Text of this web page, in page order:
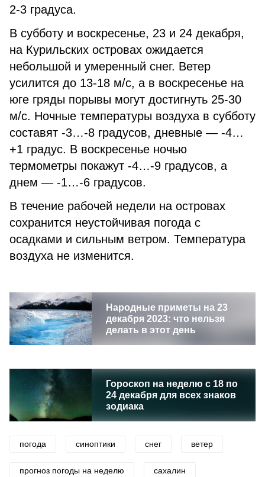
2-3 градуса.
В субботу и воскресенье, 23 и 24 декабря,
на Курильских островах ожидается
небольшой и умеренный снег. Ветер
усилится до 13-18 м/с, а в воскресенье на
юге гряды порывы могут достигнуть 25-30
м/с. Ночные температуры воздуха в субботу
составят -3…-8 градусов, дневные — -4…
+1 градус. В воскресенье ночью
термометры покажут -4…-9 градусов, а
днем — -1…-6 градусов.
В течение рабочей недели на островах
сохранится неустойчивая погода с
осадками и сильным ветром. Температура
воздуха не изменится.
Народные приметы на 23
декабря 2023: что нельзя
делать в этот день
Гороскоп на неделю с 18 по
24 декабря для всех знаков
зодиака
погода синоптики снег ветер
прогноз погоды на неделю сахалин